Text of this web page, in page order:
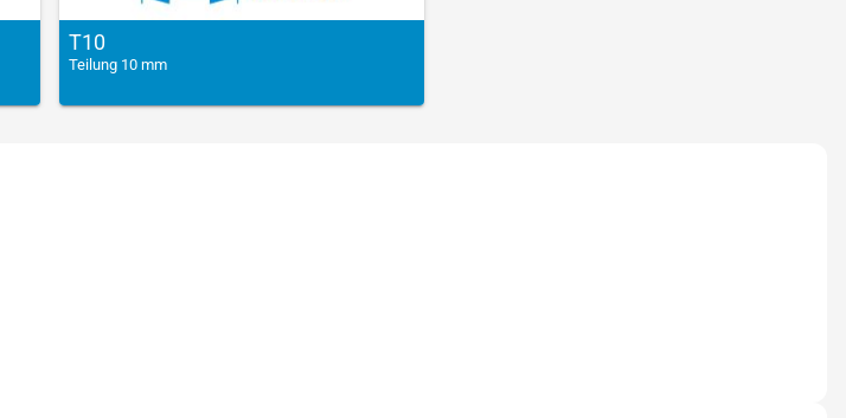
T10
Teilung 10 mm